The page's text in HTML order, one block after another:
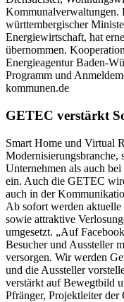
Kommunalverwaltungen.
württembergischer
Energiewirtschaft, hat
übernommen.
Energieagentur Baden-
Programm und
kommunen.de
GETEC verstärkt
Smart Home und Virtual
Modernisierungsbranche,
Unternehmen als auch
ein. Auch die GETEC
auch in der
Ab sofort werden
sowie attraktive
umgesetzt. „Auf
Besucher und Aussteller
versorgen. Wir werden
und die Aussteller
verstärkt auf Bewegtbild
Pfränger, Projektleiter